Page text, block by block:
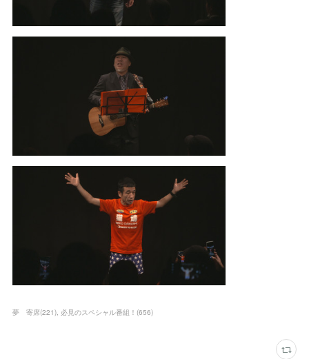
夢 寄席(221) 必見のスペシャル番組！ (656)